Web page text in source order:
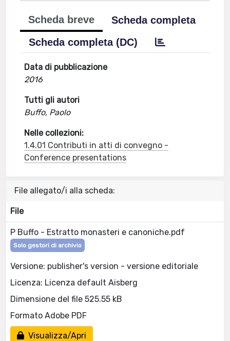
Scheda breve
Scheda completa
Scheda completa (DC)
Data di pubblicazione
2016
Tutti gli autori
Buffo, Paolo
Nelle collezioni:
1.4.01 Contributi in atti di convegno -
Conference presentations
File allegato/i alla scheda:
File
P Buffo - Estratto monasteri e canoniche.pdf
Solo gestori di archivio
Versione: publisher's version - versione editoriale
Licenza: Licenza default Aisberg
Dimensione del file 525.55 kB
Formato Adobe PDF
Visualizza/Apri